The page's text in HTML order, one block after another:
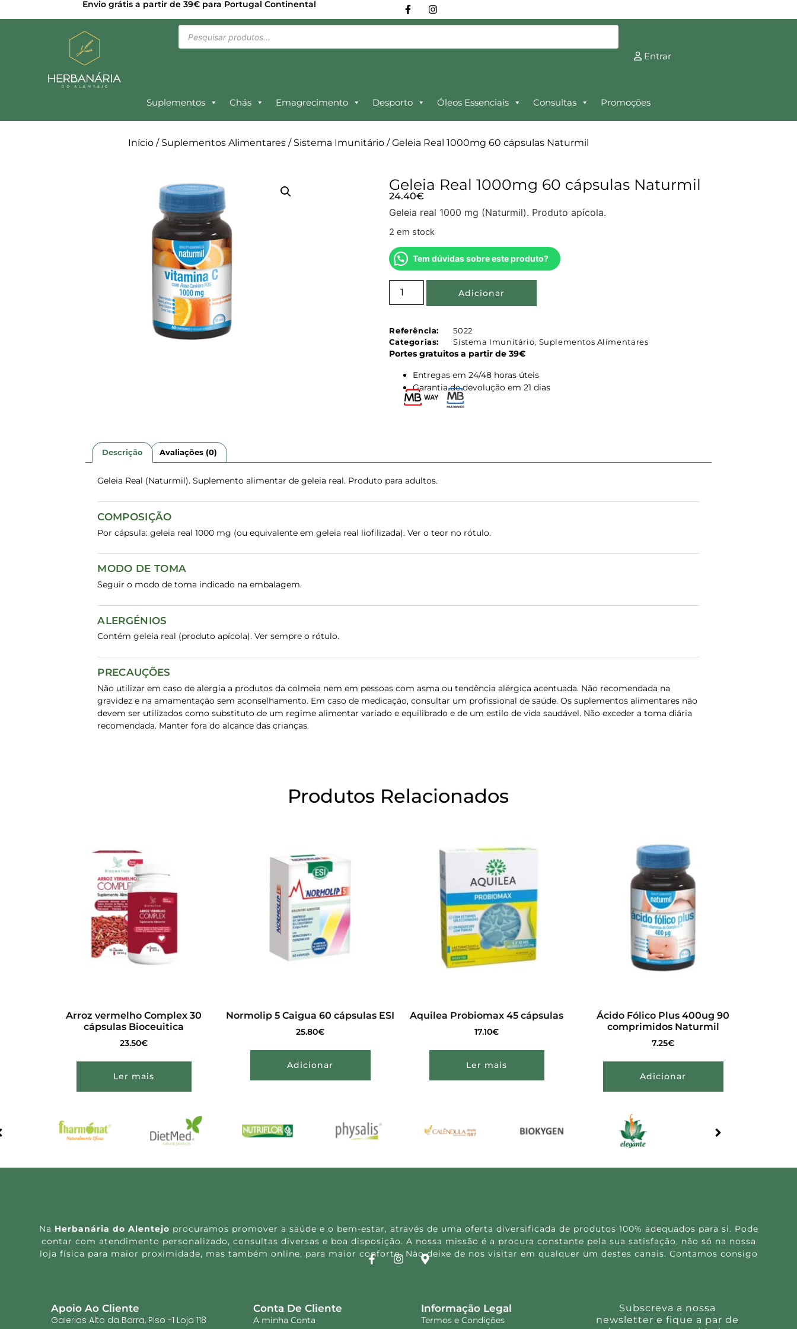
Envio grátis a partir de 39€ para Portugal Continental
Entrar
Suplementos Chás Emagrecimento Desporto Óleos Essenciais Consultas Promoções
Início / Suplementos Alimentares / Sistema Imunitário / Geleia Real 1000mg 60 cápsulas Naturmil
Geleia Real 1000mg 60 cápsulas Naturmil
24.40€
Geleia real 1000 mg (Naturmil). Produto apícola.
2 em stock
Tem dúvidas sobre este produto?
Adicionar
Referência:
5022
Categorias:
Sistema Imunitário, Suplementos Alimentares
Portes gratuitos a partir de 39€
Entregas em 24/48 horas úteis
Garantia de devolução em 21 dias
Descrição Avaliações (0)
Geleia Real (Naturmil). Suplemento alimentar de geleia real. Produto para adultos.
COMPOSIÇÃO
Por cápsula: geleia real 1000 mg (ou equivalente em geleia real liofilizada). Ver o teor no rótulo.
MODO DE TOMA
Seguir o modo de toma indicado na embalagem.
ALERGÉNIOS
Contém geleia real (produto apícola). Ver sempre o rótulo.
PRECAUÇÕES
Não utilizar em caso de alergia a produtos da colmeia nem em pessoas com asma ou tendência alérgica acentuada. Não recomendada na
gravidez e na amamentação sem aconselhamento. Em caso de medicação, consultar um profissional de saúde. Os suplementos alimentares não
devem ser utilizados como substituto de um regime alimentar variado e equilibrado e de um estilo de vida saudável. Não exceder a toma diária
recomendada. Manter fora do alcance das crianças.
Produtos Relacionados
Arroz vermelho Complex 30
cápsulas Bioceuitica
23.50€
Ler mais
Normolip 5 Caigua 60 cápsulas ESI
25.80€
Adicionar
Aquilea Probiomax 45 cápsulas
17.10€
Ler mais
Ácido Fólico Plus 400ug 90
comprimidos Naturmil
7.25€
Adicionar
Na Herbanária do Alentejo procuramos promover a saúde e o bem-estar, através de uma oferta diversificada de produtos 100% adequados para si. Pode
contar com atendimento personalizado, consultas diversas e boa disposição. A nossa missão é a procura constante pela sua satisfação, não só na nossa
loja física para maior proximidade, mas também online, para maior conforto. Não deixe de nos visitar em qualquer um destes canais. Contamos consigo
Apoio Ao Cliente
Galerias Alto da Barra, Piso -1 Loja 118
Conta De Cliente
A minha Conta
Informação Legal
Termos e Condições
Subscreva a nossa
newsletter e fique a par de